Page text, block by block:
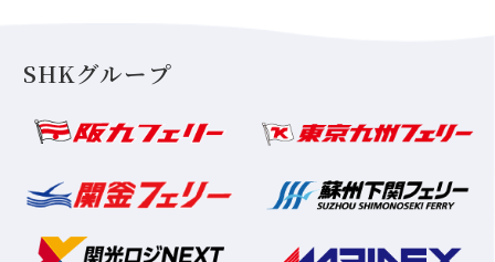
お子様ディナー 2,200円
SHKグループ